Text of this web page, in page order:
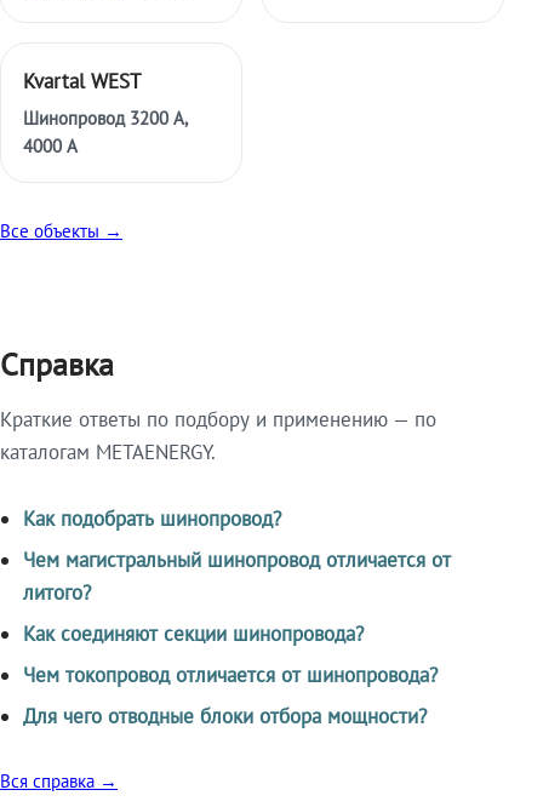
Kvartal WEST
Шинопровод 3200 А,
4000 А
Все объекты →
Справка
Краткие ответы по подбору и применению — по
каталогам METAENERGY.
Как подобрать шинопровод?
Чем магистральный шинопровод отличается от
литого?
Как соединяют секции шинопровода?
Чем токопровод отличается от шинопровода?
Для чего отводные блоки отбора мощности?
Вся справка →